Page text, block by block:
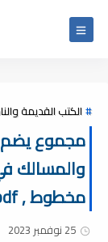
الكتب القديمة
مجموع يضم
مخطوط , pdf
25 نوفمبر 2023